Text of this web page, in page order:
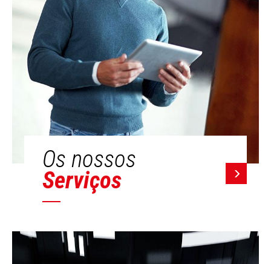
Os nossos
Serviços